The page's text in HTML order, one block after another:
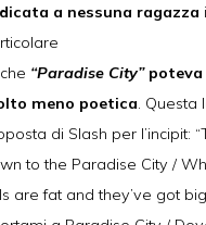
a nessuna ragazza
“Paradise City”poteva
meno poetica. Questa
di Slash per l’incipit:
to the Paradise City /
are fat and they’ve got